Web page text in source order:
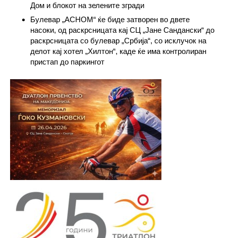
Дом и блокот на зелените згради
Булевар „АСНОМ“ ќе биде затворен во двете
насоки, од раскрсницата кај СЦ „Јане Сандански“ до
раскрсницата со булевар „Србија“, со исклучок на
делот кај хотел „Хилтон“, каде ќе има контролиран
пристап до паркингот